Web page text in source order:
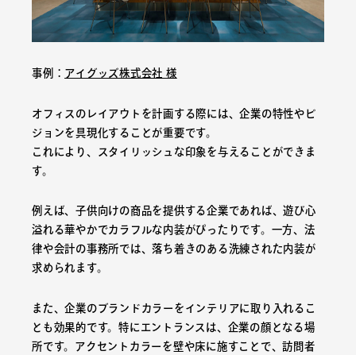
事例： アイグッズ株式会社 様
オフィスのレイアウトを計画する際には、企業の特性やビ
ジョンを具現化することが重要です。
これにより、スタイリッシュな印象を与えることができま
す。
例えば、子供向けの商品を提供する企業であれば、遊び心
溢れる華やかでカラフルな内装がぴったりです。一方、法
律や会計の事務所では、落ち着きのある洗練された内装が
求められます。
また、企業のブランドカラーをインテリアに取り入れるこ
とも効果的です。特にエントランスは、企業の顔となる場
所です。アクセントカラーを壁や床に施すことで、訪問者